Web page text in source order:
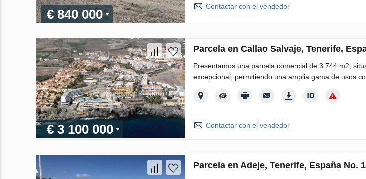
€ 840 000
Contactar con el vendedor
€ 3 100 000
Parcela en Callao Salvaje, Tenerife,
Presentamos una parcela comercial de 3.744 m2,
excepcional, permitiendo una amplia gama de usos
Contactar con el vendedor
Parcela en Adeje, Tenerife, España No.